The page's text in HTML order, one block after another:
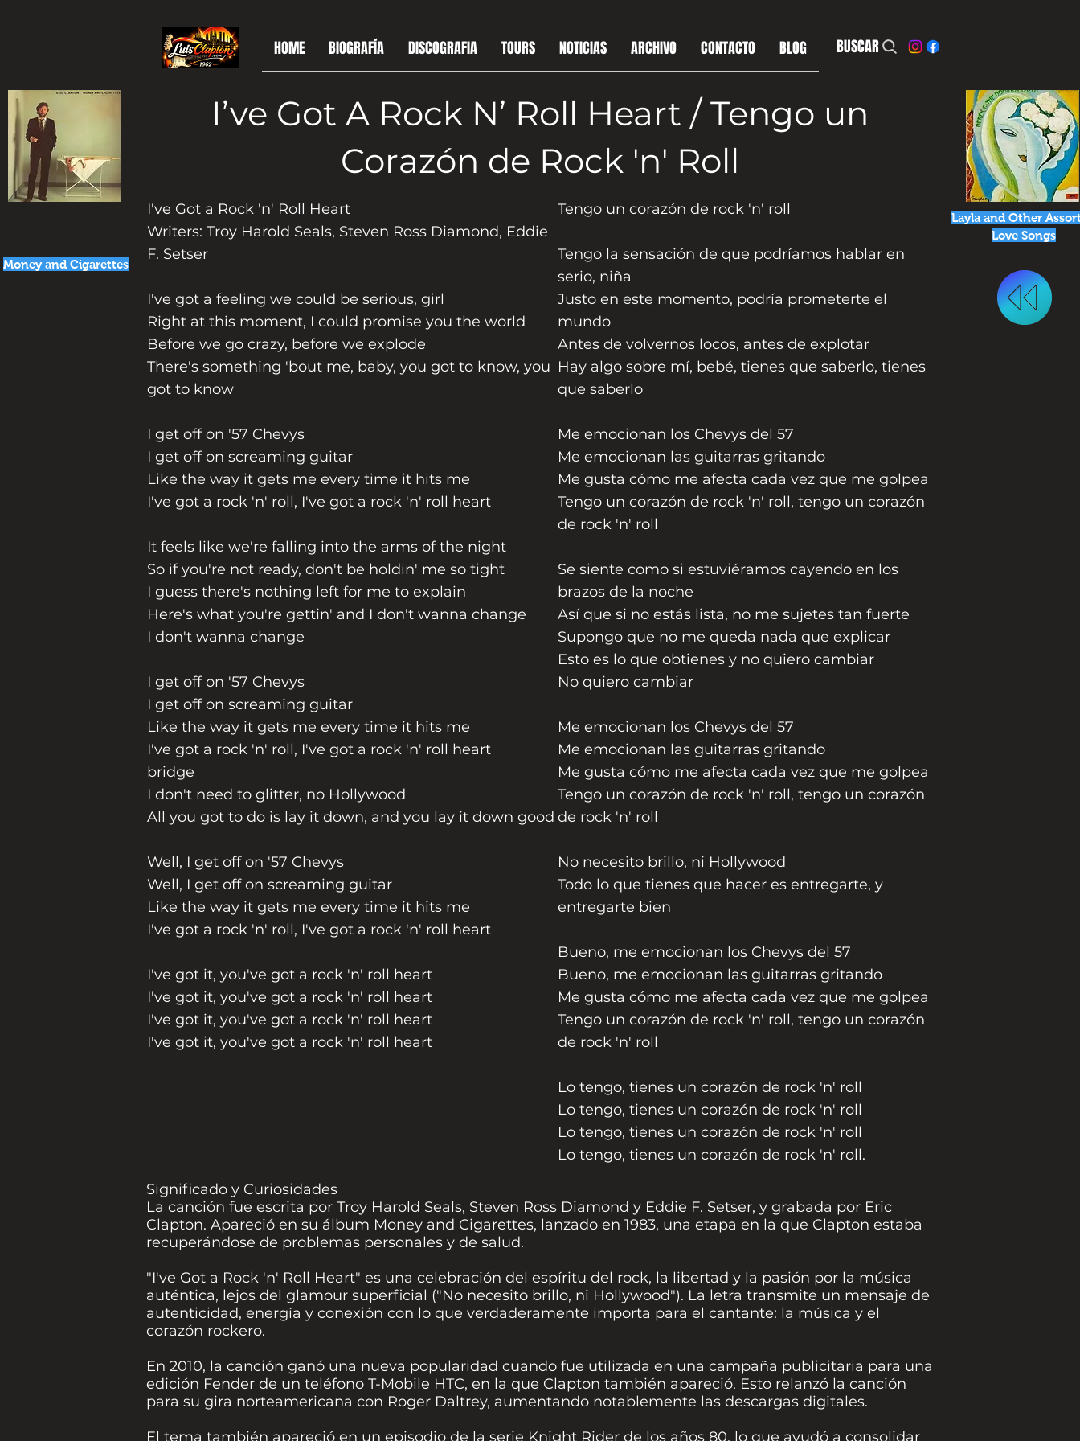
HOME BIOGRAFÍA DISCOGRAFIA TOURS NOTICIAS ARCHIVO CONTACTO BLOG BUSCAR
I’ve Got A Rock N’ Roll Heart / Tengo un
Corazón de Rock 'n' Roll
Money and Cigarettes
Tengo un corazón de rock 'n' roll
Tengo la sensación de que podríamos hablar en
serio, niña
Justo en este momento, podría prometerte el
mundo
Antes de volvernos locos, antes de explotar
Hay algo sobre mí, bebé, tienes que saberlo, tienes
que saberlo
Me emocionan los Chevys del 57
Me emocionan las guitarras gritando
Me gusta cómo me afecta cada vez que me golpea
Tengo un corazón de rock 'n' roll, tengo un corazón
de rock 'n' roll
Se siente como si estuviéramos cayendo en los
brazos de la noche
Así que si no estás lista, no me sujetes tan fuerte
Supongo que no me queda nada que explicar
Esto es lo que obtienes y no quiero cambiar
No quiero cambiar
Me emocionan los Chevys del 57
Me emocionan las guitarras gritando
Me gusta cómo me afecta cada vez que me golpea
Tengo un corazón de rock 'n' roll, tengo un corazón
de rock 'n' roll
No necesito brillo, ni Hollywood
Todo lo que tienes que hacer es entregarte, y
entregarte bien
Bueno, me emocionan los Chevys del 57
Bueno, me emocionan las guitarras gritando
Me gusta cómo me afecta cada vez que me golpea
Tengo un corazón de rock 'n' roll, tengo un corazón
de rock 'n' roll
Lo tengo, tienes un corazón de rock 'n' roll
Lo tengo, tienes un corazón de rock 'n' roll
Lo tengo, tienes un corazón de rock 'n' roll
Lo tengo, tienes un corazón de rock 'n' roll.
I've Got a Rock 'n' Roll Heart
Writers: Troy Harold Seals, Steven Ross Diamond, Eddie
F. Setser
I've got a feeling we could be serious, girl
Right at this moment, I could promise you the world
Before we go crazy, before we explode
There's something 'bout me, baby, you got to know, you
got to know
I get off on '57 Chevys
I get off on screaming guitar
Like the way it gets me every time it hits me
I've got a rock 'n' roll, I've got a rock 'n' roll heart
It feels like we're falling into the arms of the night
So if you're not ready, don't be holdin' me so tight
I guess there's nothing left for me to explain
Here's what you're gettin' and I don't wanna change
I don't wanna change
I get off on '57 Chevys
I get off on screaming guitar
Like the way it gets me every time it hits me
I've got a rock 'n' roll, I've got a rock 'n' roll heart
bridge
I don't need to glitter, no Hollywood
All you got to do is lay it down, and you lay it down good
Well, I get off on '57 Chevys
Well, I get off on screaming guitar
Like the way it gets me every time it hits me
I've got a rock 'n' roll, I've got a rock 'n' roll heart
I've got it, you've got a rock 'n' roll heart
I've got it, you've got a rock 'n' roll heart
I've got it, you've got a rock 'n' roll heart
I've got it, you've got a rock 'n' roll heart
Layla and Other
Love Songs
Significado y Curiosidades
La canción fue escrita por Troy Harold Seals, Steven Ross Diamond y Eddie F. Setser, y grabada por Eric
Clapton. Apareció en su álbum Money and Cigarettes, lanzado en 1983, una etapa en la que Clapton estaba
recuperándose de problemas personales y de salud.
"I've Got a Rock 'n' Roll Heart" es una celebración del espíritu del rock, la libertad y la pasión por la música
auténtica, lejos del glamour superficial ("No necesito brillo, ni Hollywood"). La letra transmite un mensaje de
autenticidad, energía y conexión con lo que verdaderamente importa para el cantante: la música y el
corazón rockero.
En 2010, la canción ganó una nueva popularidad cuando fue utilizada en una campaña publicitaria para una
edición Fender de un teléfono T-Mobile HTC, en la que Clapton también apareció. Esto relanzó la canción
para su gira norteamericana con Roger Daltrey, aumentando notablemente las descargas digitales.
El tema también apareció en un episodio de la serie Knight Rider de los años 80, lo que ayudó a consolidar